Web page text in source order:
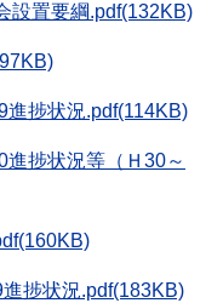
設置要綱.pdf(132KB)
捗状況.pdf(114KB)
捗状況等（Ｈ30～
捗状況.pdf(183KB)